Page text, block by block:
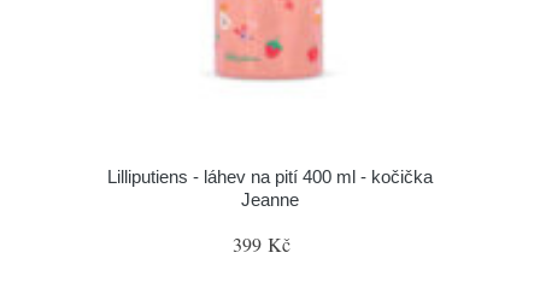
Lilliputiens - láhev na pití 400 ml - kočička
Jeanne
399 Kč